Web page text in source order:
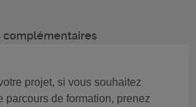
complémentaires
projet, si vous souhaitez
parcours de formation, prenez